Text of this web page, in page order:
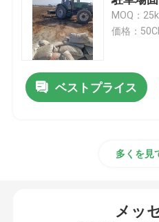
泥 の 固化
液化土壌安定剤
水ガラスナトリウムシリ
MOQ：
価格：
ベストプライス
多くを見
メッ